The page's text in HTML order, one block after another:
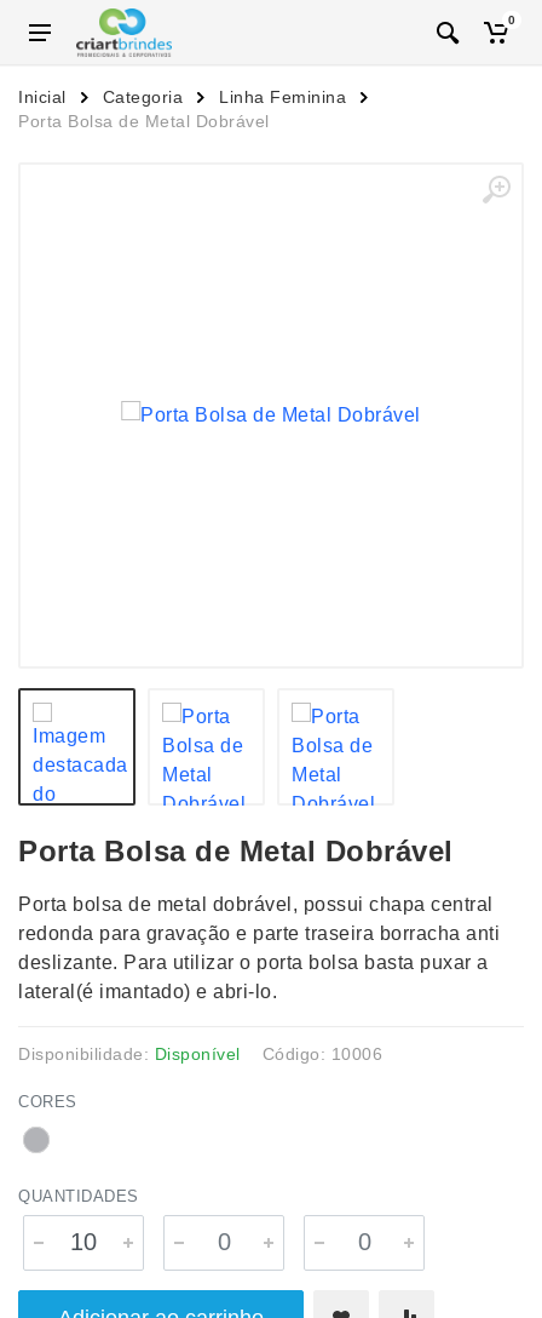
0
Inicial Categoria
Linha Feminina
Porta Bolsa de Metal Dobrável
Porta Bolsa de Metal Dobrável
Porta bolsa de metal dobrável, possui chapa central
redonda para gravação e parte traseira borracha anti
deslizante. Para utilizar o porta bolsa basta puxar a
lateral(é imantado) e abri-lo.
Disponibilidade: Disponível Código: 10006
CORES
QUANTIDADES